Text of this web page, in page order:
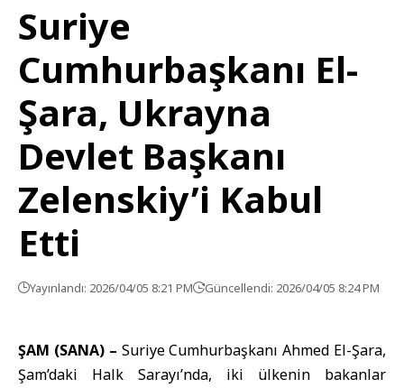
Suriye
Cumhurbaşkanı El-
Şara, Ukrayna
Devlet Başkanı
Zelenskiy’i Kabul
Etti
Yayınlandı: 2026/04/05 8:21 PM Güncellendi: 2026/04/05 8:24 PM
ŞAM (SANA) – Suriye Cumhurbaşkanı Ahmed El-Şara,
Şam’daki Halk Sarayı’nda, iki ülkenin bakanlar